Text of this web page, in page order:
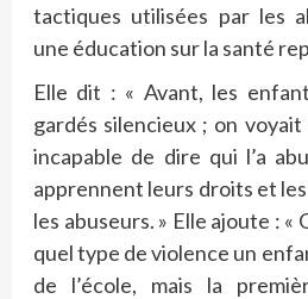
tactiques utilisées par les
une éducation sur la santé
Elle dit : « Avant, les
gardés silencieux ; on
incapable de dire qui l’a
apprennent leurs droits et
les abuseurs. » Elle ajoute : «
quel type de violence un
de l’école, mais la